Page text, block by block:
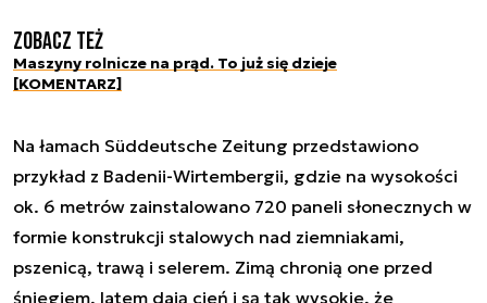
Zobacz też
Maszyny rolnicze na prąd. To już się dzieje
[KOMENTARZ]
Na łamach Süddeutsche Zeitung przedstawiono
przykład z Badenii-Wirtembergii, gdzie na wysokości
ok. 6 metrów zainstalowano 720 paneli słonecznych w
formie konstrukcji stalowych nad ziemniakami,
pszenicą, trawą i selerem. Zimą chronią one przed
śniegiem, latem dają cień i są tak wysokie, że